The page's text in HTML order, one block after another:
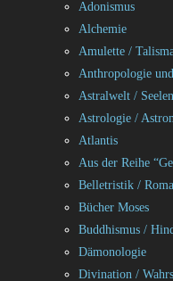
Adonismus
Alchemie
Amulette /
Anthropologie
Astralwelt /
Astrologie /
Atlantis
Aus der Reihe
Belletristik /
Bücher Moses
Buddhismus /
Dämonologie
Divination /